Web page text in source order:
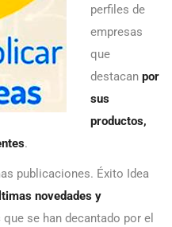
perfiles de
empresas
que
destacan por
sus
productos,
.
publicaciones. Éxito Idea
novedades y
que se han decantado por el